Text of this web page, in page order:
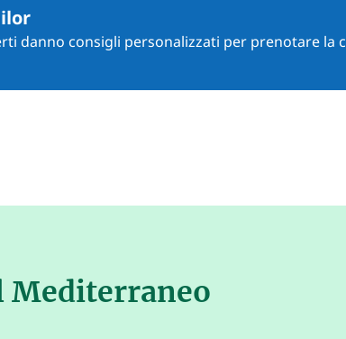
danno consigli personalizzati per prenotare la
Mediterraneo